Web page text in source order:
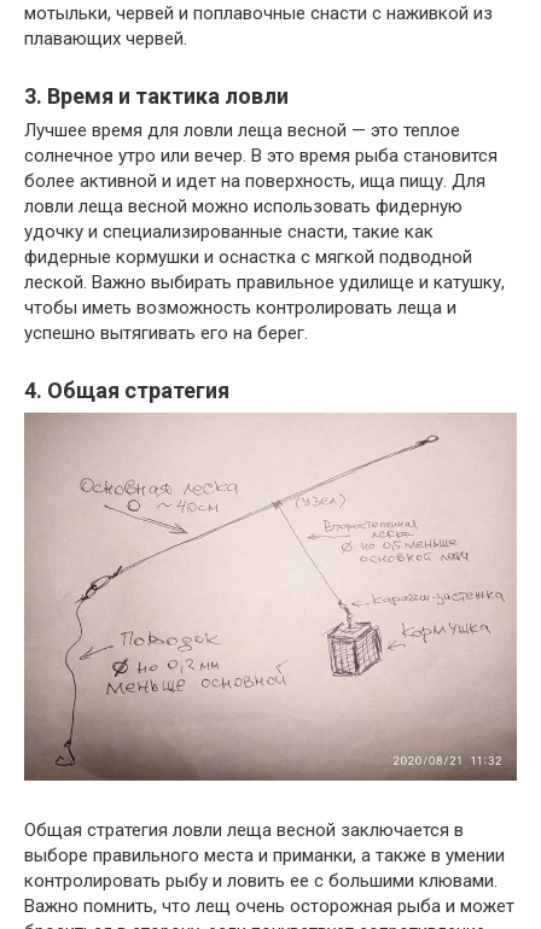
мотыльки, червей и поплавочные снасти с наживкой из
плавающих червей.
3. Время и тактика ловли
Лучшее время для ловли леща весной — это теплое
солнечное утро или вечер. В это время рыба становится
более активной и идет на поверхность, ища пищу. Для
ловли леща весной можно использовать фидерную
удочку и специализированные снасти, такие как
фидерные кормушки и оснастка с мягкой подводной
леской. Важно выбирать правильное удилище и катушку,
чтобы иметь возможность контролировать леща и
успешно вытягивать его на берег.
4. Общая стратегия
Общая стратегия ловли леща весной заключается в
выборе правильного места и приманки, а также в умении
контролировать рыбу и ловить ее с большими клювами.
Важно помнить, что лещ очень осторожная рыба и может